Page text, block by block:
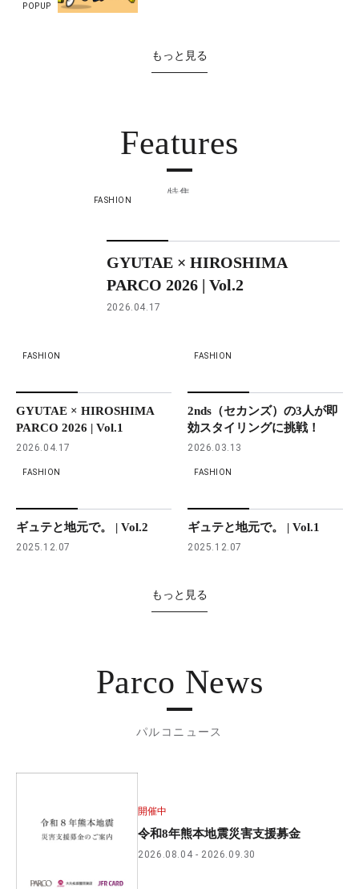
POPUP
もっと見る
Features
特集
FASHION
GYUTAE × HIROSHIMA
PARCO 2026 | Vol.2
2026.04.17
FASHION
GYUTAE × HIROSHIMA
PARCO 2026 | Vol.1
2026.04.17
FASHION
2nds（セカンズ）の3人が即
効スタイリングに挑戦！
2026.03.13
FASHION
ギュテと地元で。 | Vol.2
2025.12.07
FASHION
ギュテと地元で。 | Vol.1
2025.12.07
もっと見る
Parco News
パルコニュース
開催中
令和8年熊本地震災害支援募金
2026.08.04 2026.09.30